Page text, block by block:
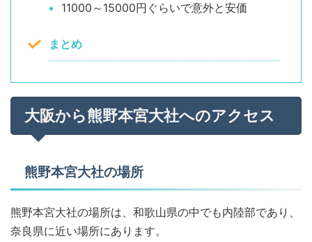
11000～15000円ぐらいで意外と安価
まとめ
大阪から熊野本宮大社へのアクセス
熊野本宮大社の場所
熊野本宮大社の場所は、和歌山県の中でも内陸部であり、
奈良県に近い場所にあります。